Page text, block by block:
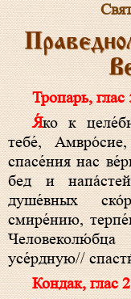
Тропарь, глас
Я́ко к целе́бному исто́чнику/ притека́ем к
тебе́,
спасе́ния нас
бед и
душе́вных
смире́нию,
усе́рдную//
Кондак, глас